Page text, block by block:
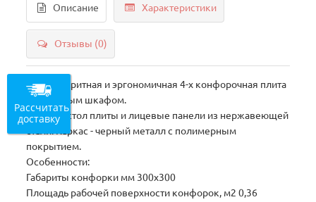
Описание Характеристики
Отзывы (0)
Малогабаритная и эргономичная 4-х конфорочная плита
с жарочным шкафом.
Рабочий стол плиты и лицевые панели из нержавеющей
стали. Каркас - черный металл с полимерным
покрытием.
Особенности:
Габариты конфорки мм 300х300
Площадь рабочей поверхности конфорок, м2 0,36
Рассчитать
доставку